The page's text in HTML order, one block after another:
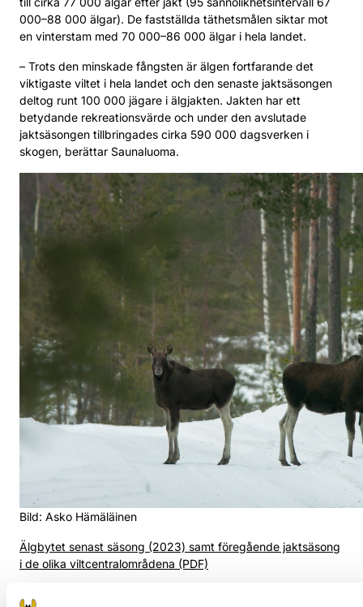
000–88 000 älgar). De fastställda täthetsmålen siktar mot
en vinterstam med 70 000–86 000 älgar i hela landet.
– Trots den minskade fångsten är älgen fortfarande det
viktigaste viltet i hela landet och den senaste jaktsäsongen
deltog runt 100 000 jägare i älgjakten. Jakten har ett
betydande rekreationsvärde och under den avslutade
jaktsäsongen tillbringades cirka 590 000 dagsverken i
skogen, berättar Saunaluoma.
Bild: Asko Hämäläinen
Älgbytet senast säsong (2023) samt föregående jaktsäsong
i de olika viltcentralområdena (PDF)